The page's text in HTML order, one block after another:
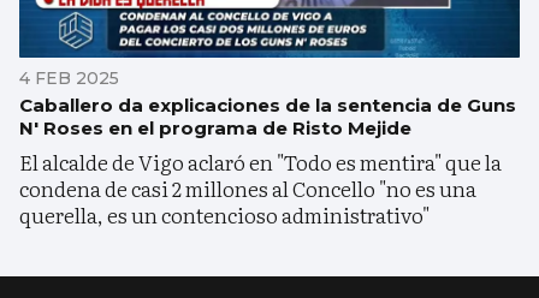
4 FEB 2025
Caballero da explicaciones de la sentencia de Guns
N' Roses en el programa de Risto Mejide
El alcalde de Vigo aclaró en "Todo es mentira" que la
condena de casi 2 millones al Concello "no es una
querella, es un contencioso administrativo"